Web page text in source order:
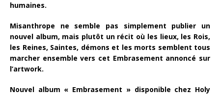
humaines.
Misanthrope ne semble pas simplement publier un
nouvel album, mais plutôt un récit où les lieux, les Rois,
les Reines, Saintes, démons et les morts semblent tous
marcher ensemble vers cet Embrasement annoncé sur
l’artwork.
Nouvel album « Embrasement » disponible chez Holy